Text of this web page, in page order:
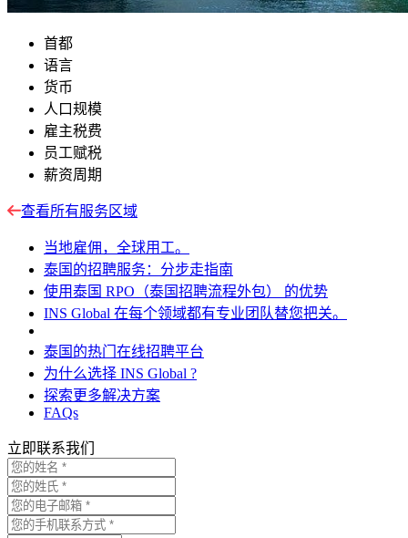
首都
语言
货币
人口规模
雇主税费
员工赋税
薪资周期
查看所有服务区域
当地雇佣，全球用工。
泰国的招聘服务：分步走指南
使用泰国 RPO（泰国招聘流程外包） 的优势
INS Global 在每个领域都有专业团队替您把关。
泰国的热门在线招聘平台
为什么选择 INS Global ?
探索更多解决方案
FAQs
立即联系我们